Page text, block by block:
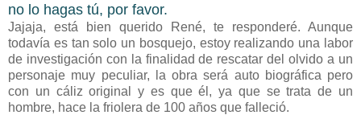
no lo hagas tú, por favor.
Jajaja, está bien querido René, te responderé. Aunque
todavía es tan solo un bosquejo, estoy realizando una labor
de investigación con la finalidad de rescatar del olvido a un
personaje muy peculiar, la obra será auto biográfica pero
con un cáliz original y es que él, ya que se trata de un
hombre, hace la friolera de 100 años que falleció.